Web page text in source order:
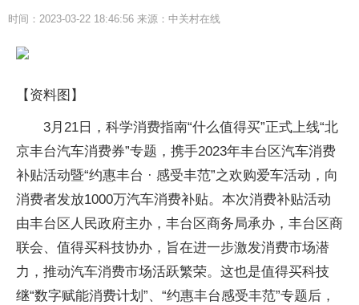
时间：2023-03-22 18:46:56 来源：中关村在线
【资料图】
3月21日，科学消费指南“什么值得买”正式上线“北
京丰台汽车消费券”专题，携手2023年丰台区汽车消费
补贴活动暨“约惠丰台 · 感受丰范”之欢购爱车活动，向
消费者发放1000万汽车消费补贴。本次消费补贴活动
由丰台区人民政府主办，丰台区商务局承办，丰台区商
联会、值得买科技协办，旨在进一步激发消费市场潜
力，推动汽车消费市场活跃繁荣。这也是值得买科技
继“数字赋能消费计划”、“约惠丰台感受丰范”专题后，